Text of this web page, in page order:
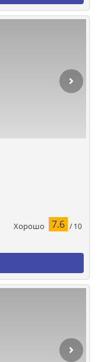
Хорошо 7.6 / 10